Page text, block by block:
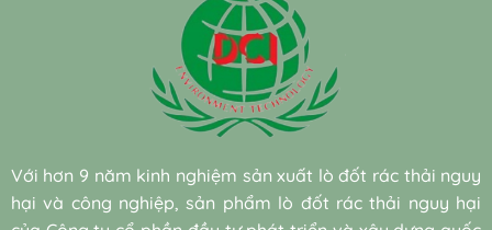
Với hơn 9 năm kinh nghiệm sản xuất lò đốt rác thải nguy
hại và công nghiệp, sản phẩm lò đốt rác thải nguy hại